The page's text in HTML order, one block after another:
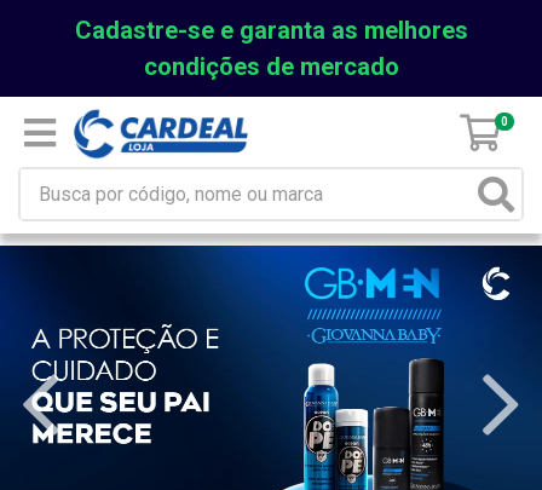
Cadastre-se e garanta as melhores
condições de mercado
0